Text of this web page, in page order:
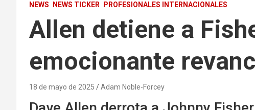
NEWS NEWS TICKER PROFESIONALES INTERNACIONALES
Allen detiene a
emocionante
18 de mayo de 2025 Adam Noble-Forcey